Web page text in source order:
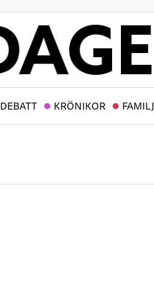
DEBATT KRÖNIKOR FAMILJ